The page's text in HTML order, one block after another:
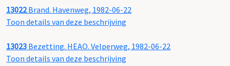
13022Brand. Havenweg, 1982-06-22
Toon details van deze beschrijving
13023 Bezetting. HEAO. Velperweg, 1982-06-22
Toon details van deze beschrijving